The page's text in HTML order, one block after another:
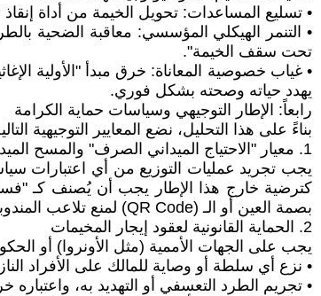
• تسليع المساعدات: تحويل الخيمة من أداة
• التنمر الهيكلي المؤسسي: معاقبة الضحية
تحت سقف الخيمة".
• غياب خصوصية المعاناة: خرق مبدأ "الأولية
يهدد حياته وصحته بشكل فوري.
رابعاً: الإطار التوجيهي وسياسات حماية الكرامة
بناءً على هذا التحليل، نضع المعايير التوجيهية
1. معيار "الاحتياج الميداني الصرف" والمسح الميداني الرقمي
يجب تجريد عمليات التوزيع من أي اعتبارات
كترضية خارج هذا الإطار يجب أن يُصنف كـ
بصمة العين أو الـ (QR Code) لمنع تلاعب المندوبين والملاك.
2. الحماية القانونية لعقود إيجار المخيمات
يجب على الجهات الأممية (مثل الأونروا) أو
• نزع أي سلطة أو وصاية للمالك على الأفراد
• تجريم الطرد التعسفي أو التهديد به،